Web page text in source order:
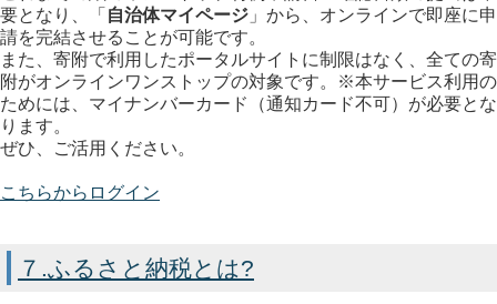
要となり、「 自治体マイページ 」から、オンラインで即座に申
請を完結させることが可能です。
また、寄附で利用したポータルサイトに制限はなく、全ての寄
附がオンラインワンストップの対象です。※本サービス利用の
ためには、マイナンバーカード（通知カード不可）が必要とな
ります。
ぜひ、ご活用ください。
こちらからログイン
７.ふるさと納税とは?